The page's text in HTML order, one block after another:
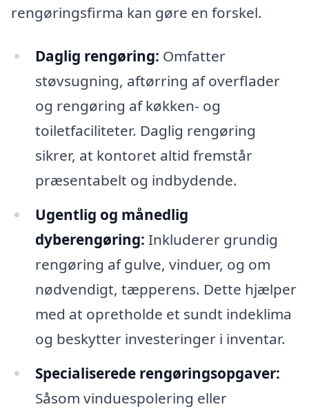
rengøringsfirma kan gøre en forskel.
Daglig rengøring: Omfatter
støvsugning, aftørring af overflader
og rengøring af køkken- og
toiletfaciliteter. Daglig rengøring
sikrer, at kontoret altid fremstår
præsentabelt og indbydende.
Ugentlig og månedlig
dyberengøring: Inkluderer grundig
rengøring af gulve, vinduer, og om
nødvendigt, tæpperens. Dette hjælper
med at opretholde et sundt indeklima
og beskytter investeringer i inventar.
Specialiserede rengøringsopgaver:
Såsom vinduespolering eller